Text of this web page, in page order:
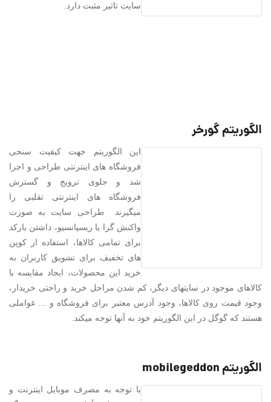
سایت تاثیر مثبت دارد.
الگوریتم گورخر
این الگوریتم جهت کیفیت سنجی
فروشگاه های اینترنتی طراحی و اجرا
شد و جلوی ترویج و گسترش
فروشگاه های اینترنتی تقلبی را
میگیرند طراحی سایت به صورت
واکنش گرا یا ریسپانسیو، داشتن بارکد
برای تمامی کالاها، استفاده از کوپن
های تخفیف برای تشویق کاربران به
خرید این محصولات، ایجاد مقایسه با
کالاهای موجود در سایتهای دیگر، کم شدن مراحل خرید و راحتی خریدار،
وجود قیمت روی کالاها، وجود آدرس معتبر برای فروشگاه و ... عواملی
هستند که گوگل در این الگوریتم خود به آنها توجه میکند.
الگوریتم mobilegeddon
با توجه به مصرف موبایل اینترنت و